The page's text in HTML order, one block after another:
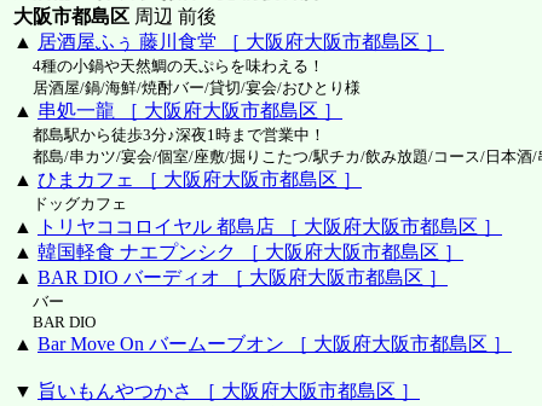
大阪市都島区 周辺 前後
▲ 居酒屋ふぅ 藤川食堂 ［ 大阪府大阪市都島区 ］
4種の小鍋や天然鯛の天ぷらを味わえる！
居酒屋/鍋/海鮮/焼酎バー/貸切/宴会/おひとり様
▲ 串処一龍 ［ 大阪府大阪市都島区 ］
都島駅から徒歩3分♪深夜1時まで営業中！
都島/串カツ/宴会/個室/座敷/掘りこたつ/駅チカ/飲み放題/コース/日本酒/
▲ ひまカフェ ［ 大阪府大阪市都島区 ］
ドッグカフェ
▲
トリヤココロイヤル 都島店 ［ 大阪府大阪市都島区 ］
▲ 韓国軽食 ナエプンシク ［ 大阪府大阪市都島区 ］
▲ BAR DIO バーディオ ［ 大阪府大阪市都島区 ］
バー
BAR DIO
▲ Bar Move On バームーブオン ［ 大阪府大阪市都島区 ］
▼ 旨いもんやつかさ ［ 大阪府大阪市都島区 ］